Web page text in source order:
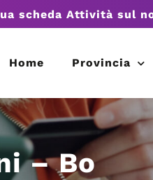
scheda Attività sul
Home Provincia
– Bo